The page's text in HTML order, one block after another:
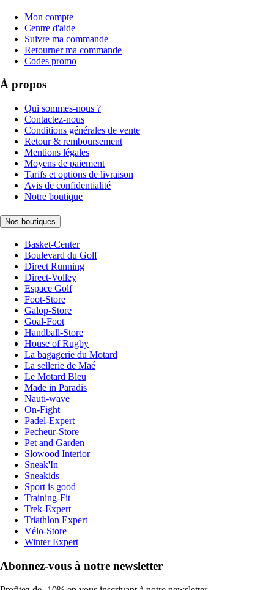
Mon compte
Centre d'aide
Suivre ma commande
Retourner ma commande
Codes promo
À propos
Qui sommes-nous ?
Contactez-nous
Conditions générales de vente
Retour & remboursement
Mentions légales
Moyens de paiement
Tarifs et options de livraison
Avis de confidentialité
Notre boutique
Nos boutiques
Basket-Center
Boulevard du Golf
Direct Running
Direct-Volley
Espace Golf
Foot-Store
Galop-Store
Goal-Foot
Handball-Store
House of Rugby
La bagagerie du Motard
La sellerie de Maé
Le Motard Bleu
Made in Paradis
Nauti-wave
On-Fight
Padel-Expert
Pecheur-Store
Pet and Garden
Slowood Interior
Sneak'In
Sneakids
Sport is good
Training-Fit
Trek-Expert
Triathlon Expert
Vélo-Store
Winter Expert
Abonnez-vous à notre newsletter